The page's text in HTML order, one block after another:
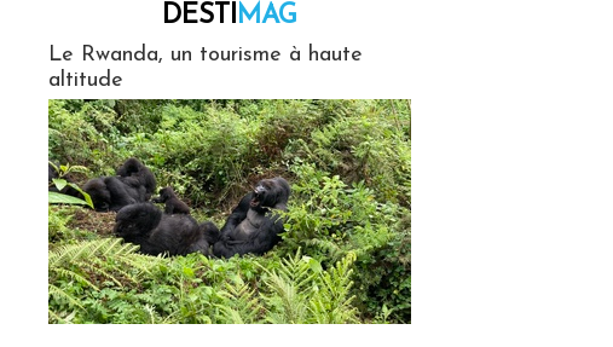
DESTIMAG
Le Rwanda, un tourisme à haute
altitude